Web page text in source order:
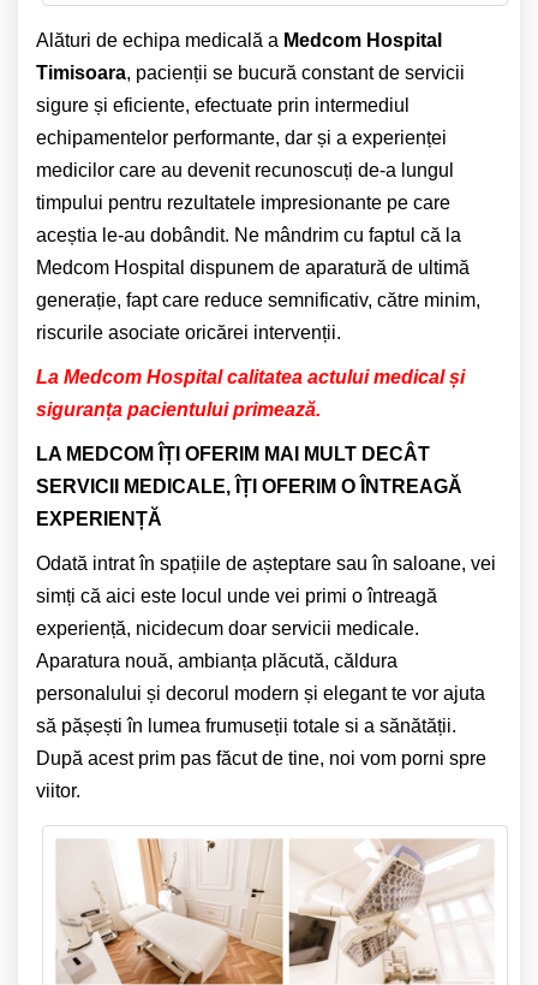
Alături de echipa medicală a Medcom Hospital
Timisoara, pacienții se bucură constant de servicii
sigure și eficiente, efectuate prin intermediul
echipamentelor performante, dar și a experienței
medicilor care au devenit recunoscuți de-a lungul
timpului pentru rezultatele impresionante pe care
aceștia le-au dobândit. Ne mândrim cu faptul că la
Medcom Hospital dispunem de aparatură de ultimă
generație, fapt care reduce semnificativ, către minim,
riscurile asociate oricărei intervenții.
La Medcom Hospital calitatea actului medical și
siguranța pacientului primează.
LA MEDCOM ÎȚI OFERIM MAI MULT DECÂT
SERVICII MEDICALE, ÎȚI OFERIM O ÎNTREAGĂ
EXPERIENȚĂ
Odată intrat în spațiile de așteptare sau în saloane, vei
simți că aici este locul unde vei primi o întreagă
experiență, nicidecum doar servicii medicale.
Aparatura nouă, ambianța plăcută, căldura
personalului și decorul modern și elegant te vor ajuta
să pășești în lumea frumuseții totale si a sănătății.
După acest prim pas făcut de tine, noi vom porni spre
viitor.